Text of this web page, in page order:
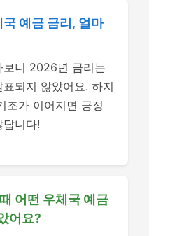
예금 금리, 얼마
보니 2026년 금리는
되지 않았어요. 하지
조가 이어지면 긍정
니다!
어떤 우체국 예금
어요?